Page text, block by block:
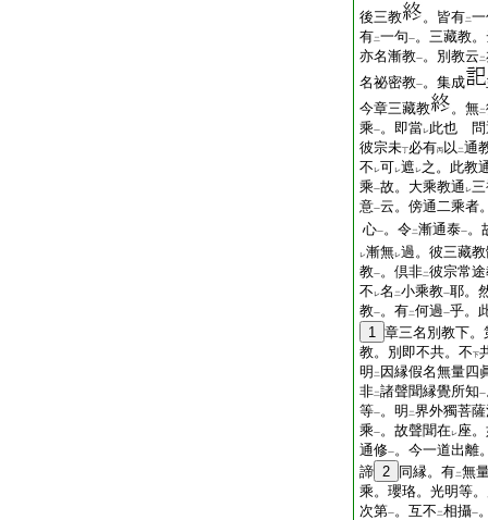
後三教
。皆有二
有二一句一。三藏教
亦名漸教一。別教云 二
名祕密教一。集成
今章三藏教
。無二
乘一。即當レ此也 問
彼宗未丁必有丙 以 二通
不 レ可レ遮 レ之。此教
乘一故。大乘教通 レ
意一云。傍通二乘者
心一。令二漸通泰一。
レ漸無レ過。彼三藏
教一。倶非二彼宗常
不 レ名 二小乘教一耶。
教一。有二何過一乎。
1 章三名別教下
教。別即不共。不下
明 二 因縁假名無量四
非二諸聲聞縁覺所知一
等一。明 二界外獨菩
乘一。故聲聞在レ座
通修一。今一道出離
諦 2 同縁。有二無
乘。瓔珞。光明等
次第一。互不 二相攝一